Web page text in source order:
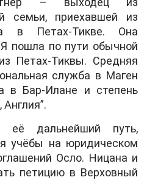
семьи, приехавшей из
в Петах-Тикве. Она
пошла по пути обычной
Петах-Тиквы. Средняя
служба в Маген
в Бар-Илане и степень
её дальнейший путь,
учёбы на юридическом
Осло. Ницана и
петицию в Верховный